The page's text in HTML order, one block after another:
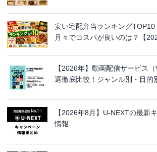
安い宅配弁当ランキングTOP10
月々でコスパが良いのは？【
【2026年】動画配信サービス
選徹底比較！ジャンル別・目的
【2026年8月】U-NEXTの最新
情報